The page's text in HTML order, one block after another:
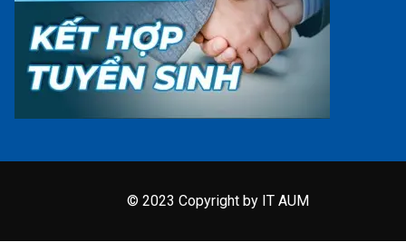
© 2023 Copyright by IT AUM